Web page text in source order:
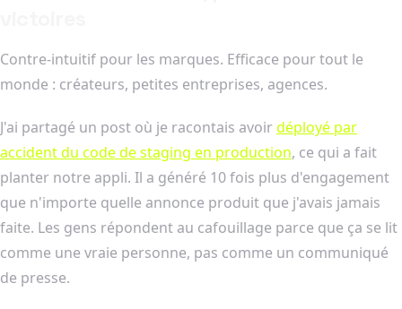
Contre-intuitif pour les marques. Efficace pour tout le
monde : créateurs, petites entreprises, agences.
J'ai partagé un post où je racontais avoirdéployé par
accident du code de staging en production, ce qui a fait
planter notre appli. Il a généré 10 fois plus d'engagement
que n'importe quelle annonce produit que j'avais jamais
faite. Les gens répondent au cafouillage parce que ça se lit
comme une vraie personne, pas comme un communiqué
de presse.